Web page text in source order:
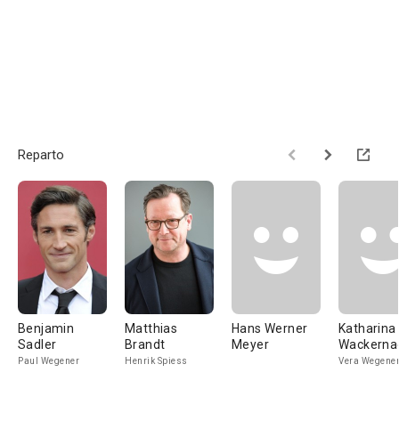
Reparto
Benjamin
Sadler
Paul Wegener
Matthias
Brandt
Henrik Spiess
Hans Werner
Meyer
Katharina
Vera Wegener